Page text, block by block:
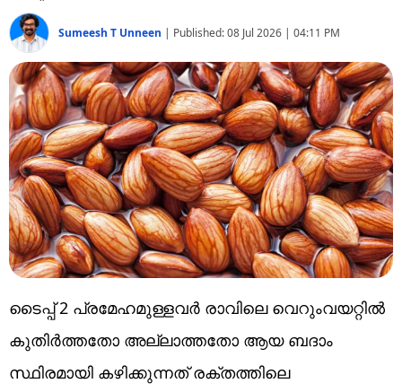
Sumeesh T Unneen | Published:08 Jul 2026 | 04:11 PM
ടൈപ്പ് 2 പ്രമേഹമുള്ളവർ രാവിലെ വെറുംവയറ്റിൽ
കുതിർത്തതോ അല്ലാത്തതോ ആയ ബദാം
സ്ഥിരമായി കഴിക്കുന്നത് രക്തത്തിലെ